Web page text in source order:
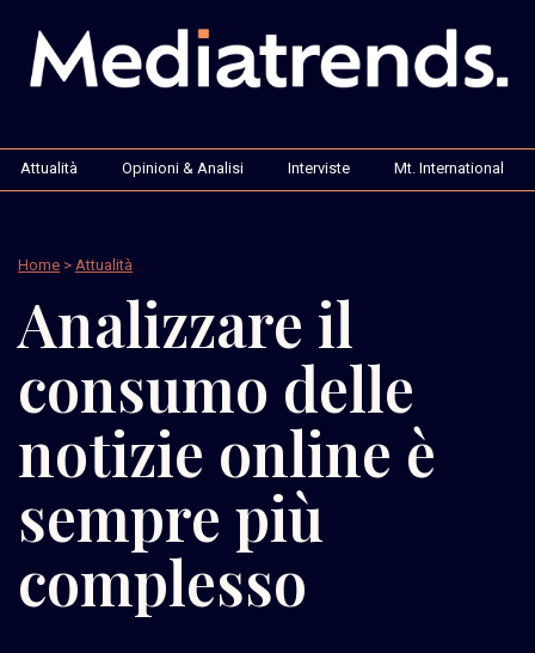
Attualità Opinioni & Analisi Interviste Mt. International
Home > Attualità
Analizzare il
consumo delle
notizie online è
sempre più
complesso